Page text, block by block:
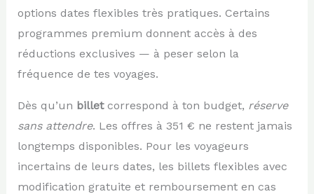
options dates flexibles très pratiques. Certains
programmes premium donnent accès à des
réductions exclusives — à peser selon la
fréquence de tes voyages.
Dès qu’un billetcorrespond à ton budget, réserve
sans attendre. Les offres à 351 € ne restent jamais
longtemps disponibles. Pour les voyageurs
incertains de leurs dates, les billets flexibles avec
modification gratuite et remboursement en cas